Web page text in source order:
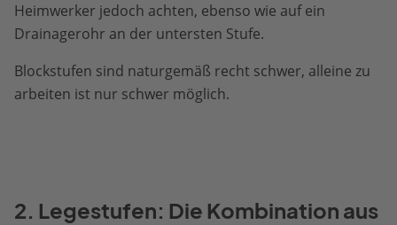
Heimwerker jedoch achten, ebenso wie auf ein
Drainagerohr an der untersten Stufe.
Blockstufen sind naturgemäß recht schwer, alleine zu
arbeiten ist nur schwer möglich.
2. Legestufen: Die Kombination aus